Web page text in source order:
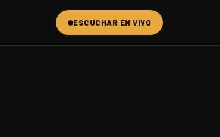
ESCUCHAR EN VIVO